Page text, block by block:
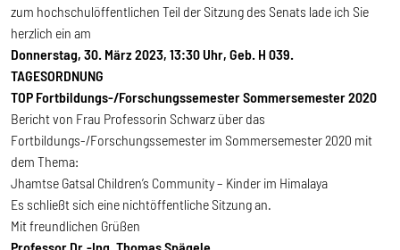
zum hochschulöffentlichen Teil der Sitzung des Senats lade ich Sie
herzlich ein am
Donnerstag, 30. März 2023, 13:30 Uhr, Geb. H 039.
TAGESORDNUNG
TOP Fortbildungs-/Forschungssemester Sommersemester 2020
Bericht von Frau Professorin Schwarz über das
Fortbildungs-/Forschungssemester im Sommersemester 2020 mit
dem Thema:
Jhamtse Gatsal Children’s Community – Kinder im Himalaya
Es schließt sich eine nichtöffentliche Sitzung an.
Mit freundlichen Grüßen